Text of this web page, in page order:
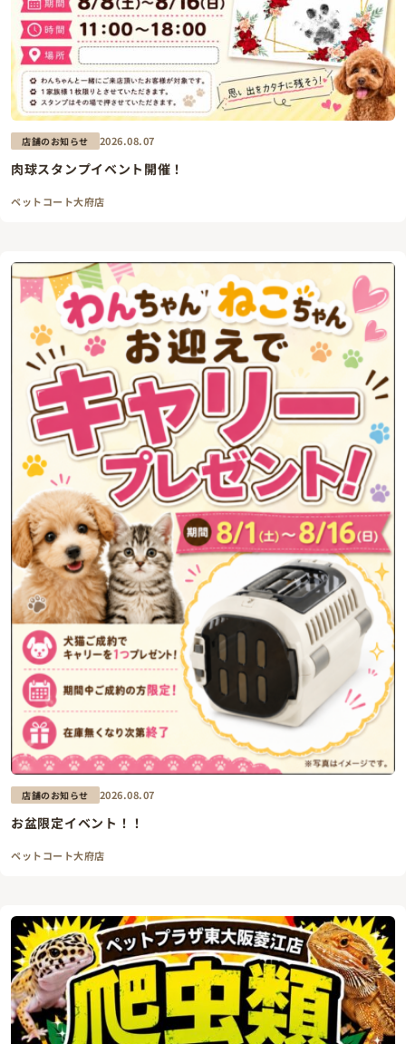
店舗のお知らせ 2026.08.07
肉球スタンプイベント開催！
ペットコート大府店
店舗のお知らせ 2026.08.07
お盆限定イベント！！
ペットコート大府店